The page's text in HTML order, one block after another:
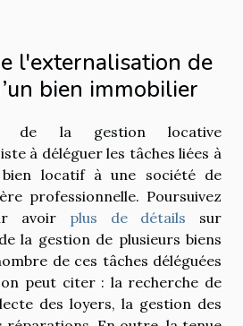
l'externalisation de
bien immobilier
de la gestion locative
à déléguer les tâches liées à
locatif à une société de
professionnelle. Poursuivez
avoir plus de détails sur
la gestion de plusieurs biens
de ces tâches déléguées
peut citer : la recherche de
des loyers, la gestion des